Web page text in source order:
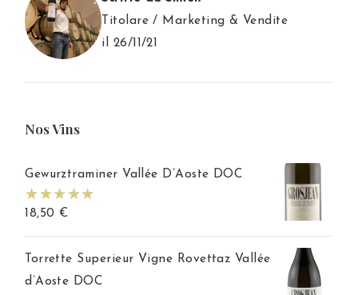
Titolare / Marketing & Vendite
il 26/11/21
Nos Vins
Gewurztraminer Vallée D’Aoste DOC
18,50 €
Torrette Superieur Vigne Rovettaz Vallée
d’Aoste DOC